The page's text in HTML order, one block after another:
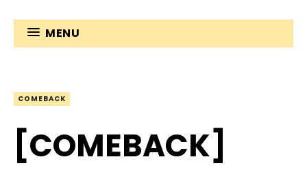
MENU
COMEBACK
[COMEBACK]